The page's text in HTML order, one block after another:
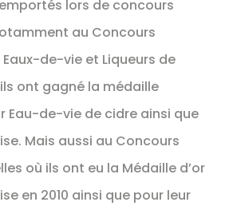
lors de concours
au Concours
de-vie et Liqueurs de
ont gagné la médaille
Eau-de-vie de cidre ainsi que
Mais aussi au Concours
où ils ont eu la Médaille d’or
en 2010 ainsi que pour leur